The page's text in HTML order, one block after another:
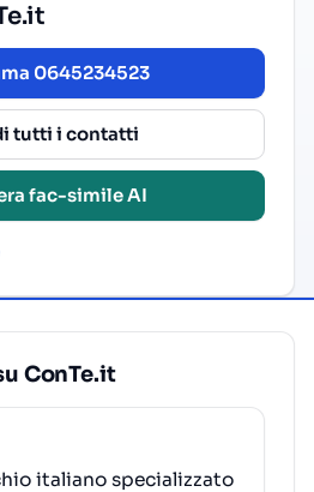
0645234523
tutti i contatti
fac-simile AI
ConTe.it
italiano specializzato